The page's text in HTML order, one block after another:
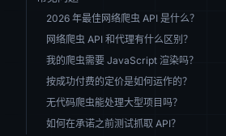
2026 年最佳网络爬虫 API 是什么？
网络爬虫 API 和代理有什么区别？
我的爬虫需要 JavaScript 渲染吗？
按成功付费的定价是如何运作的？
无代码爬虫能处理大型项目吗？
如何在承诺之前测试抓取 API？